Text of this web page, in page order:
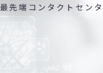
最先端コンタクトセン